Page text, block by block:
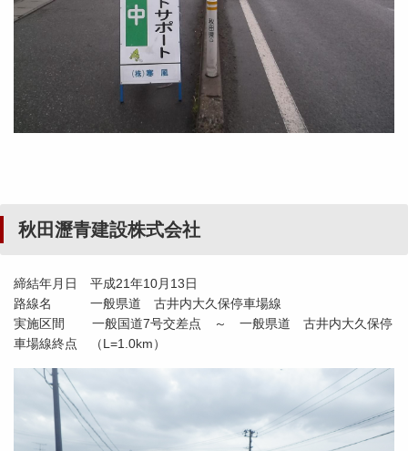
秋田瀝青建設株式会社
締結年月日 平成21年10月13日
路線名 一般県道 古井内大久保停車場線
実施区間 一般国道7号交差点 ～ 一般県道 古井内大久保停
車場線終点 （L=1.0km）